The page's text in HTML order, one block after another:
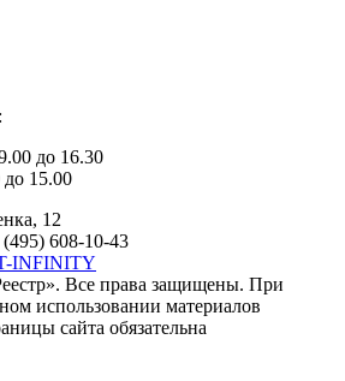
до 16.30
15.00
12
608-10-43
INFINITY
Все права защищены. При
использовании материалов
сайта обязательна